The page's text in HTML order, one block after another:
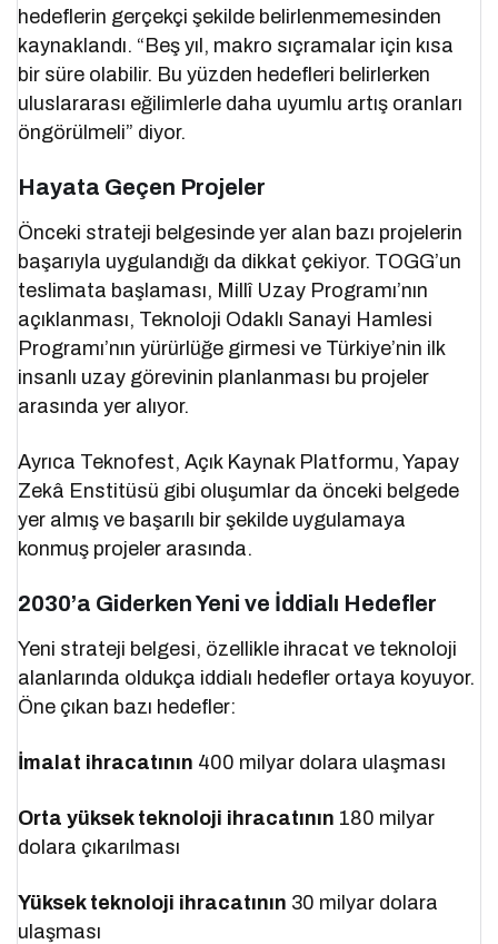
hedeflerin gerçekçi şekilde belirlenmemesinden
kaynaklandı. “Beş yıl, makro sıçramalar için kısa
bir süre olabilir. Bu yüzden hedefleri belirlerken
uluslararası eğilimlerle daha uyumlu artış oranları
öngörülmeli” diyor.
Hayata Geçen Projeler
Önceki strateji belgesinde yer alan bazı projelerin
başarıyla uygulandığı da dikkat çekiyor. TOGG’un
teslimata başlaması, Millî Uzay Programı’nın
açıklanması, Teknoloji Odaklı Sanayi Hamlesi
Programı’nın yürürlüğe girmesi ve Türkiye’nin ilk
insanlı uzay görevinin planlanması bu projeler
arasında yer alıyor.
Ayrıca Teknofest, Açık Kaynak Platformu, Yapay
Zekâ Enstitüsü gibi oluşumlar da önceki belgede
yer almış ve başarılı bir şekilde uygulamaya
konmuş projeler arasında.
2030’a Giderken Yeni ve İddialı Hedefler
Yeni strateji belgesi, özellikle ihracat ve teknoloji
alanlarında oldukça iddialı hedefler ortaya koyuyor.
Öne çıkan bazı hedefler:
İmalat ihracatının 400 milyar dolara ulaşması
Orta yüksek teknoloji ihracatının 180 milyar
dolara çıkarılması
Yüksek teknoloji ihracatının 30 milyar dolara
ulaşması